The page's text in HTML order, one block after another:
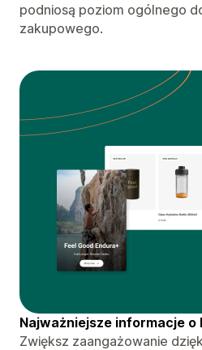
podniosą poziom ogólnego
zakupowego.
Najważniejsze informacje o
Zwiększ zaangażowanie